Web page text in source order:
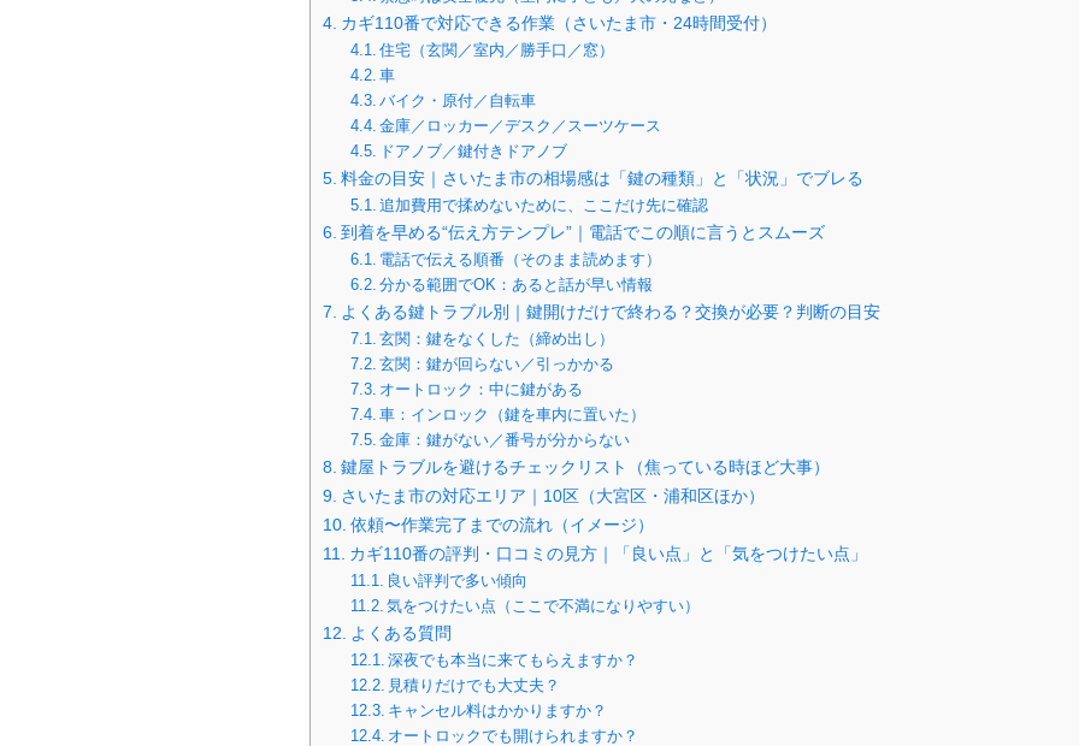
カギ110番で対応できる作業（さいたま市・24時間受付）
住宅（玄関／室内／勝手口／窓）
車
バイク・原付／自転車
金庫／ロッカー／デスク／スーツケース
ドアノブ／鍵付きドアノブ
料金の目安｜さいたま市の相場感は「鍵の種類」と「状況」でブレる
追加費用で揉めないために、ここだけ先に確認
到着を早める“伝え方テンプレ”｜電話でこの順に言うとスムーズ
電話で伝える順番（そのまま読めます）
分かる範囲でOK：あると話が早い情報
よくある鍵トラブル別｜鍵開けだけで終わる？交換が必要？判断の目安
玄関：鍵をなくした（締め出し）
玄関：鍵が回らない／引っかかる
オートロック：中に鍵がある
車：インロック（鍵を車内に置いた）
金庫：鍵がない／番号が分からない
鍵屋トラブルを避けるチェックリスト（焦っている時ほど大事）
さいたま市の対応エリア｜10区（大宮区・浦和区ほか）
依頼〜作業完了までの流れ（イメージ）
カギ110番の評判・口コミの見方｜「良い点」と「気をつけたい点」
良い評判で多い傾向
気をつけたい点（ここで不満になりやすい）
よくある質問
深夜でも本当に来てもらえますか？
見積りだけでも大丈夫？
キャンセル料はかかりますか？
オートロックでも開けられますか？